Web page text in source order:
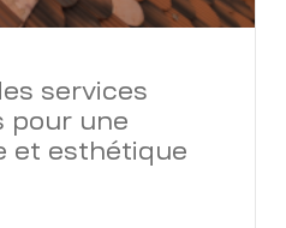
services
pour une
et esthétique